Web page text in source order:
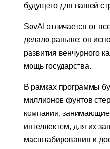
будущего для нашей
SovAI отличается от
делало раньше: он
развития венчурного
мощь государства.
В рамках программы
миллионов фунтов
компании,
интеллектом, для их
масштабирования и